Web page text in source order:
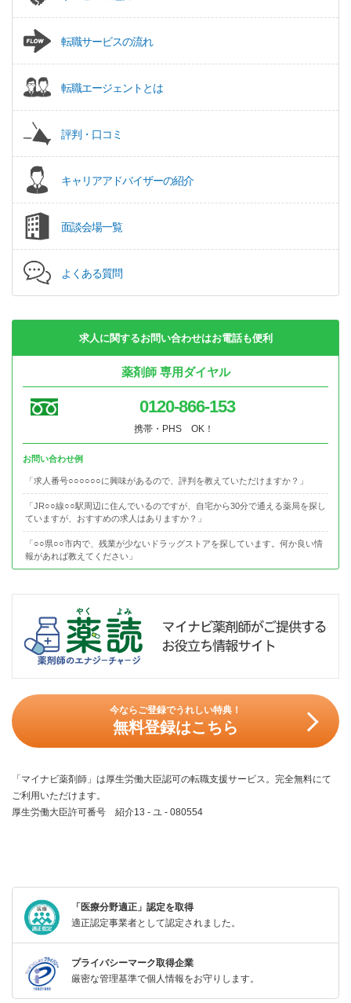
転職サービスの流れ
転職エージェントとは
評判・口コミ
キャリアアドバイザーの紹介
面談会場一覧
よくある質問
求人に関するお問い合わせはお電話も便利
薬剤師 専用ダイヤル
0120-866-153
携帯・PHS OK！
お問い合わせ例
「求人番号○○○○○○に興味があるので、評判を教えていただけますか？」
「JR○○線○○駅周辺に住んでいるのですが、自宅から30分で通える薬局を探し
ていますが、おすすめの求人はありますか？」
「○○県○○市内で、残業が少ないドラッグストアを探しています。何か良い情
報があれば教えてください」
今ならご登録でうれしい特典！
無料登録はこちら
「マイナビ薬剤師」は厚生労働大臣認可の転職支援サービス。完全無料にて
ご利用いただけます。
厚生労働大臣許可番号 紹介13 - ユ - 080554
「医療分野適正」認定を取得
適正認定事業者として認定されました。
プライバシーマーク取得企業
厳密な管理基準で個人情報をお守りします。